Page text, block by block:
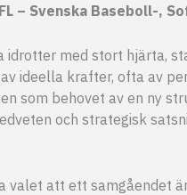
– Svenska Baseboll-,
idrotter med stort hjärta,
ideella krafter, ofta av
som behovet av en ny
och strategisk
valet att ett samgåendet